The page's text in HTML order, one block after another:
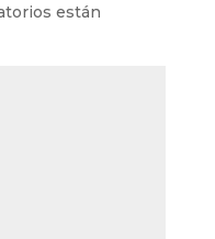
están